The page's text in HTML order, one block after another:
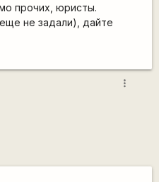
прочих, юристы.
не задали), дайте
more_vert